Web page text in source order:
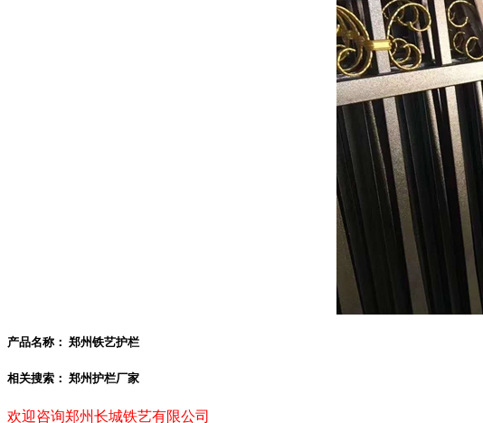
产品名称： 郑州铁艺护栏
相关搜索： 郑州护栏厂家
欢迎咨询郑州长城铁艺有限公司